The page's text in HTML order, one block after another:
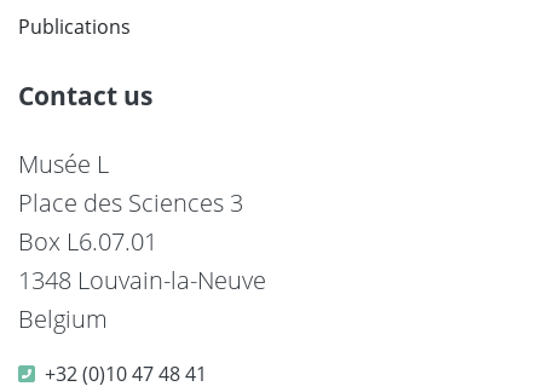
Publications
Contact us
Musée L
Place des Sciences 3
Box L6.07.01
1348 Louvain-la-Neuve
Belgium
+32 (0)10 47 48 41